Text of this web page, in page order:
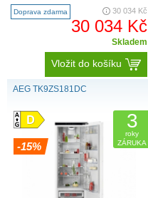
8000 Cooling 360° má několik
vzdu..
Doprava zdarma 30 034 Kč
30 034 Kč
Skladem
Vložit do košíku
AEG TK9ZS181DC
-15%
3
roky
ZÁRUKA